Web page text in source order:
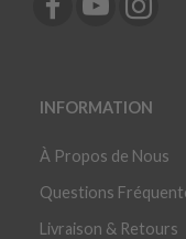
INFORMATION
À Propos de Nous
Questions
Livraison & Retours